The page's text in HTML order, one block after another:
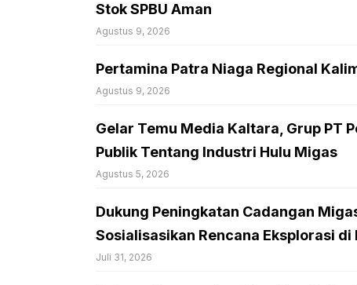
Stok SPBU Aman
Agustus 9, 2026
Pertamina Patra Niaga Regional
Agustus 9, 2026
Gelar Temu Media Kaltara, Grup PT
Publik Tentang Industri Hulu Migas
Agustus 5, 2026
Dukung Peningkatan Cadangan
Sosialisasikan Rencana Eksplorasi
Juli 31, 2026